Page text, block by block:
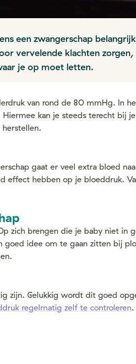
een zwangerschap
vervelende klachten
je op moet letten.
van rond de 80 mmHg. In
kan je steeds terecht bij
gaat er veel extra bloed
effect hebben op je bloeddruk.
zich brengen die je baby niet in
idee om te gaan zitten bij
zijn. Gelukkig wordt dit goed
regelmatig zelf te controleren.